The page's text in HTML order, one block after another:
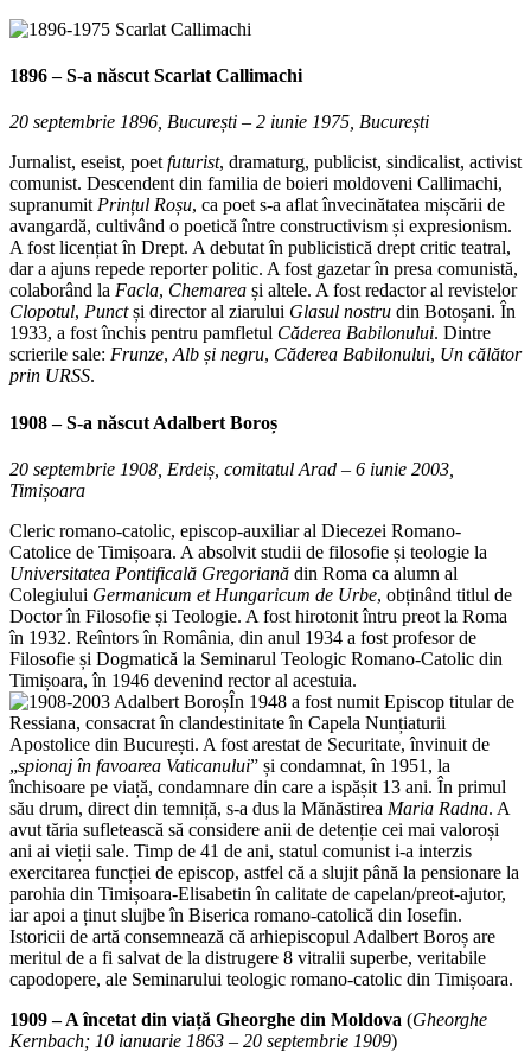
1896 – S-a născut Scarlat Callimachi
20 septembrie 1896, București – 2 iunie 1975, București
Jurnalist, eseist, poet futurist, dramaturg, publicist, sindicalist, activist
comunist. Descendent din familia de boieri moldoveni Callimachi,
supranumit Prințul Roșu, ca poet s-a aflat învecinătatea mișcării de
avangardă, cultivând o poetică între constructivism și expresionism.
A fost licențiat în Drept. A debutat în publicistică drept critic teatral,
dar a ajuns repede reporter politic. A fost gazetar în presa comunistă,
colaborând la Facla, Chemarea și altele. A fost redactor al revistelor
Clopotul, Punctși director al ziarului Glasul nostru din Botoșani. În
1933, a fost închis pentru pamfletul Căderea Babilonului. Dintre
scrierile sale: Frunze, Alb și negru, Căderea Babilonului, Un călător
prin URSS.
1908 – S-a născut Adalbert Boroș
20 septembrie 1908, Erdeiș, comitatul Arad – 6 iunie 2003,
Timișoara
Cleric romano-catolic, episcop-auxiliar al Diecezei Romano-
Catolice de Timișoara. A absolvit studii de filosofie și teologie la
Universitatea Pontificală Gregoriană din Roma ca alumn al
Colegiului Germanicum et Hungaricum de Urbe, obținând titlul de
Doctor în Filosofie și Teologie. A fost hirotonit întru preot la Roma
în 1932. Reîntors în România, din anul 1934 a fost profesor de
Filosofie și Dogmatică la Seminarul Teologic Romano-Catolic din
Timișoara, în 1946 devenind rector al acestuia.
În 1948 a fost numit Episcop titular de
Ressiana, consacrat în clandestinitate în Capela Nunțiaturii
Apostolice din București. A fost arestat de Securitate, învinuit de
„spionaj în favoarea Vaticanului” și condamnat, în 1951, la
închisoare pe viață, condamnare din care a ispășit 13 ani. În primul
său drum, direct din temniță, s-a dus la Mănăstirea Maria Radna. A
avut tăria sufletească să considere anii de detenție cei mai valoroși
ani ai vieții sale. Timp de 41 de ani, statul comunist i-a interzis
exercitarea funcției de episcop, astfel că a slujit până la pensionare la
parohia din Timișoara-Elisabetin în calitate de capelan/preot-ajutor,
iar apoi a ținut slujbe în Biserica romano-catolică din Iosefin.
Istoricii de artă consemnează că arhiepiscopul Adalbert Boroș are
meritul de a fi salvat de la distrugere 8 vitralii superbe, veritabile
capodopere, ale Seminarului teologic romano-catolic din Timișoara.
1909 – A încetat din viață Gheorghe din Moldova (Gheorghe
Kernbach; 10 ianuarie 1863 – 20 septembrie 1909)